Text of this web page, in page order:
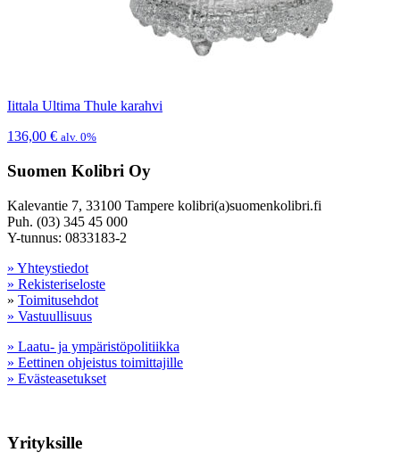
Iittala Ultima Thule karahvi
136,00 € alv. 0%
Suomen Kolibri Oy
Kalevantie 7, 33100 Tampere kolibri(a)suomenkolibri.fi
Puh. (03) 345 45 000
Y-tunnus: 0833183-2
» Yhteystiedot
» Rekisteriseloste
» Toimitusehdot
» Vastuullisuus
» Laatu- ja ympäristöpolitiikka
» Eettinen ohjeistus toimittajille
» Evästeasetukset
Yrityksille